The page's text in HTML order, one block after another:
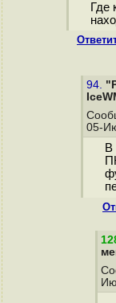
Где
94.
05-
В